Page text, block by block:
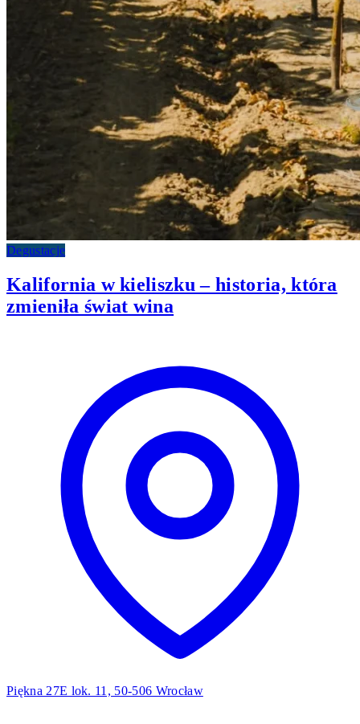
Degustacje
Kalifornia w kieliszku – historia, która
zmieniła świat wina
Piękna 27E lok. 11, 50-506 Wrocław